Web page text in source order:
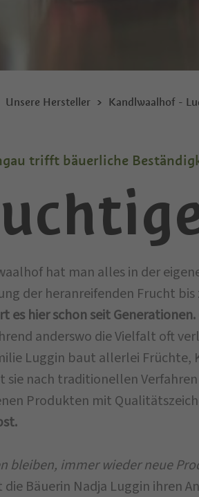
Unsere Hersteller Kandlwaalhof -
trifft bäuerliche
hat man alles in der
der heranreifenden Frucht
es hier schon seit Generationen.
anderswo die Vielfalt oft
Luggin baut allerlei Früchte,
sie nach traditionellen
Produkten mit
bleiben, immer wieder neue
die Bäuerin Nadja Luggin ihren